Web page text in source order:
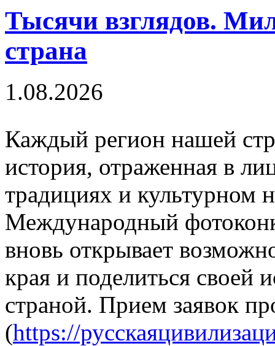
Тысячи взглядов.
страна
1.08.2026
Каждый регион нашей
история, отраженная в
традициях и
Международный
вновь открывает
края и поделиться своей
страной. Прием заявок
(https://